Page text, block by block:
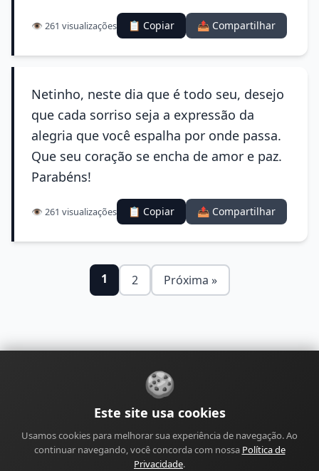
👁️ 261 visualizações 📋 Copiar 📤 Compartilhar
Netinho, neste dia que é todo seu, desejo
que cada sorriso seja a expressão da
alegria que você espalha por onde passa.
Que seu coração se encha de amor e paz.
Parabéns!
👁️ 261 visualizações 📋 Copiar 📤 Compartilhar
1 2 Próxima »
ContatoPolítica de Privacidade
Política de Correções Política de Monetização
Perfil do AutorTermos de UsoSiteSitemap
🍪
Este site usa cookies
Usamos cookies para melhorar sua experiência de navegação. Ao
continuar navegando, você concorda com nossa Política de
Privacidade.